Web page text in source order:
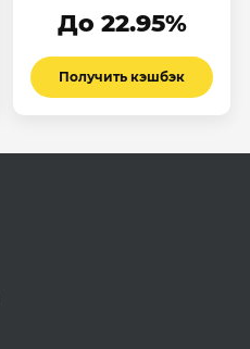
До 22.95%
Получить кэшбэк